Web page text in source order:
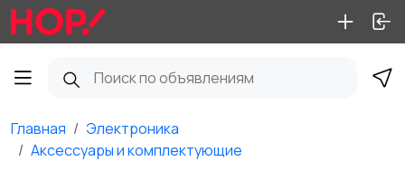
Главная
Электроника
Аксессуары и комплектующие